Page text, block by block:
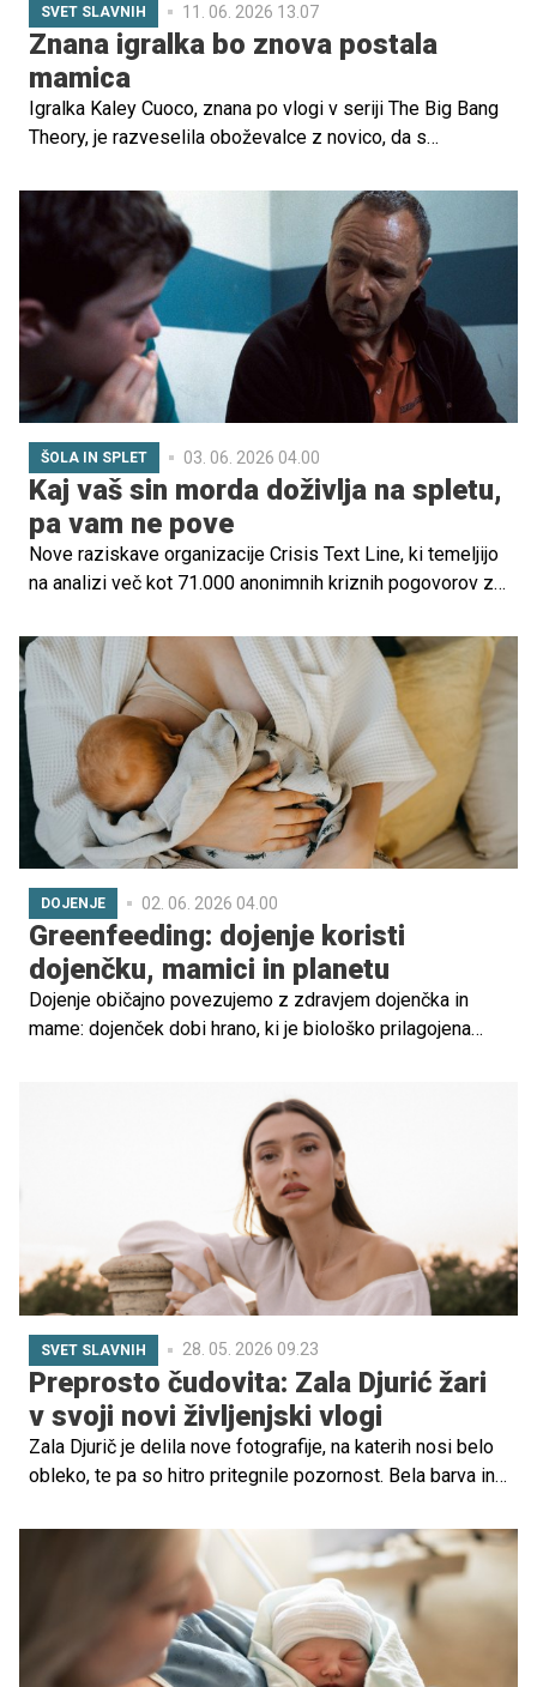
SVET SLAVNIH 11. 06. 2026 13.07
Znana igralka bo znova postala
mamica
Igralka Kaley Cuoco, znana po vlogi v seriji The Big Bang
Theory, je razveselila oboževalce z novico, da s
otroka.
ŠOLA IN SPLET 03. 06. 2026 04.00
Kaj vaš sin morda doživlja na spletu,
pa vam ne pove
Nove raziskave organizacije Crisis Text Line, ki temeljijo
na analizi več kot 71.000 anonimnih kriznih pogovorov z
pomemben vpogled v to, kako mladi fantje doživljajo
spletni svet, odnose in čustveno stisko.
DOJENJE 02. 06. 2026 04.00
Greenfeeding: dojenje koristi
dojenčku, mamici in planetu
Dojenje običajno povezujemo z zdravjem dojenčka in
mame: dojenček dobi hrano, ki je biološko prilagojena
dojenčka ima lahko tudi okoljski vpliv. Kaj kažejo
raziskave o dojenju in mlečni formuli?
SVET SLAVNIH 28. 05. 2026 09.23
Preprosto čudovita: Zala Djurić žari
v svoji novi življenjski vlogi
Zala Djurič je delila nove fotografije, na katerih nosi belo
obleko, te pa so hitro pritegnile pozornost. Bela barva in
in svežine. Mnogi so ob objavi izpostavili, da ji vloga
mame res lepo pristaja, saj deluje umirjeno,
samozavestno in srečno v svoji novi življenjski vlogi.